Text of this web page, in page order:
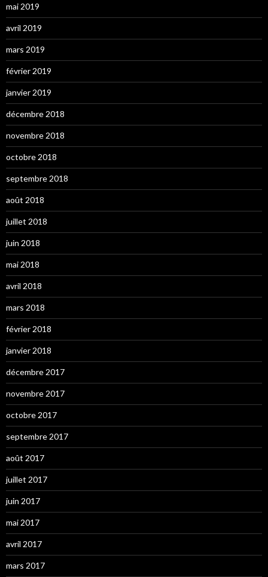
mai 2019
avril 2019
mars 2019
février 2019
janvier 2019
décembre 2018
novembre 2018
octobre 2018
septembre 2018
août 2018
juillet 2018
juin 2018
mai 2018
avril 2018
mars 2018
février 2018
janvier 2018
décembre 2017
novembre 2017
octobre 2017
septembre 2017
août 2017
juillet 2017
juin 2017
mai 2017
avril 2017
mars 2017